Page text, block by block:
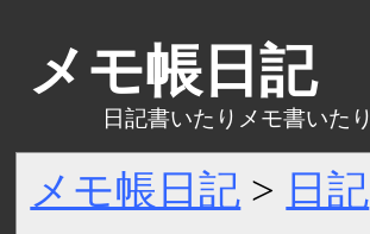
メモ帳日記 > 日記
メモ帳日記
日記書いたりメモ書いたり